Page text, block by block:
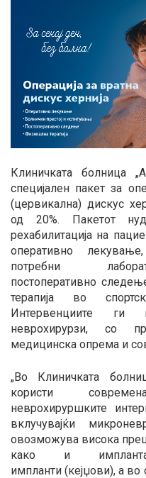
Клиничката болница
специјален пакет за
(цервикална) дискус
од 20%. Пакетот
рехабилитација на
оперативно
потребни
постоперативно
терапија во
Интервенциите ги
неврохирурзи, со
медицинска опрема и
„Во Клиничката
користи
неврохируршките
вклучувајќи
овозможува висока
како и
импланти (кејџови), а